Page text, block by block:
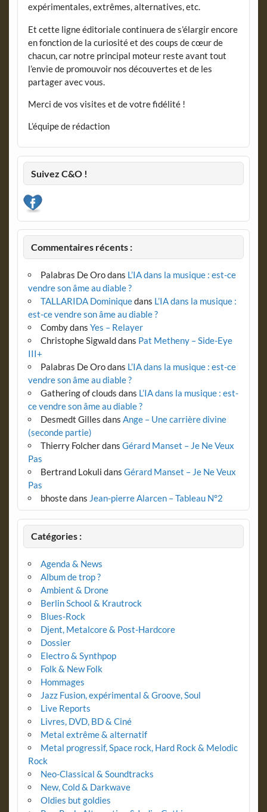
expérimentales, extrêmes, alternatives, etc.
Et cette ligne éditoriale continuera de s’élargir encore
en fonction de la curiosité et des coups de cœur de
chacun, car notre principal moteur reste avant tout
l’envie de promouvoir nos découvertes et de les
partager avec vous.
Merci de vos visites et de votre fidélité !
L’équipe de rédaction
Suivez C&O !
Commentaires récents :
Palabras De Orodans L’IA dans la musique : est-ce
vendre son âme au diable ?
TALLARIDA Dominiquedans L’IA dans la musique :
est-ce vendre son âme au diable ?
Combydans Yes – Relayer
Christophe Sigwalddans Pat Metheny – Side-Eye
III+
Palabras De Orodans L’IA dans la musique : est-ce
vendre son âme au diable ?
Gathering of clouds dans L’IA dans la musique : est-
ce vendre son âme au diable ?
Desmedt Gilles dans Ange – Une carrière divine
(seconde partie)
Thierry Folcherdans Gérard Manset – Je Ne Veux
Pas
Bertrand Lokuli dans Gérard Manset – Je Ne Veux
Pas
bhostedans Jean-pierre Alarcen – Tableau N°2
Catégories :
Agenda & News
Album de trop ?
Ambient & Drone
Berlin School & Krautrock
Blues-Rock
Djent, Metalcore & Post-Hardcore
Dossier
Electro & Synthpop
Folk & New Folk
Hommages
Jazz Fusion, expérimental & Groove, Soul
Live Reports
Livres, DVD, BD & Ciné
Metal extrême & alternatif
Metal progressif, Space rock, Hard Rock & Melodic
Rock
Neo-Classical & Soundtracks
New, Cold & Darkwave
Oldies but goldies